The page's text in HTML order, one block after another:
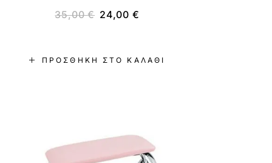
ΠΡΟΣΘΉΚΗ ΣΤΟ ΚΑΛΆΘΙ
35,00€ 24,00 €